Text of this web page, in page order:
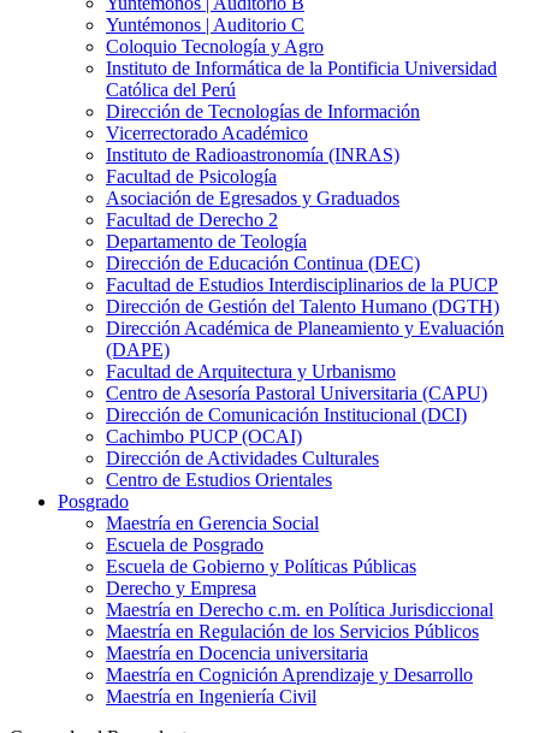
Yuntémonos | Auditorio C
Coloquio Tecnología y Agro
Instituto de Informática de la Pontificia Universidad
Católica del Perú
Dirección de Tecnologías de Información
Vicerrectorado Académico
Instituto de Radioastronomía (INRAS)
Facultad de Psicología
Asociación de Egresados y Graduados
Facultad de Derecho 2
Departamento de Teología
Dirección de Educación Continua (DEC)
Facultad de Estudios Interdisciplinarios de la PUCP
Dirección de Gestión del Talento Humano (DGTH)
Dirección Académica de Planeamiento y Evaluación
(DAPE)
Facultad de Arquitectura y Urbanismo
Centro de Asesoría Pastoral Universitaria (CAPU)
Dirección de Comunicación Institucional (DCI)
Cachimbo PUCP (OCAI)
Dirección de Actividades Culturales
Centro de Estudios Orientales
Posgrado
Maestría en Gerencia Social
Escuela de Posgrado
Escuela de Gobierno y Políticas Públicas
Derecho y Empresa
Maestría en Derecho c.m. en Política Jurisdiccional
Maestría en Regulación de los Servicios Públicos
Maestría en Docencia universitaria
Maestría en Cognición Aprendizaje y Desarrollo
Maestría en Ingeniería Civil